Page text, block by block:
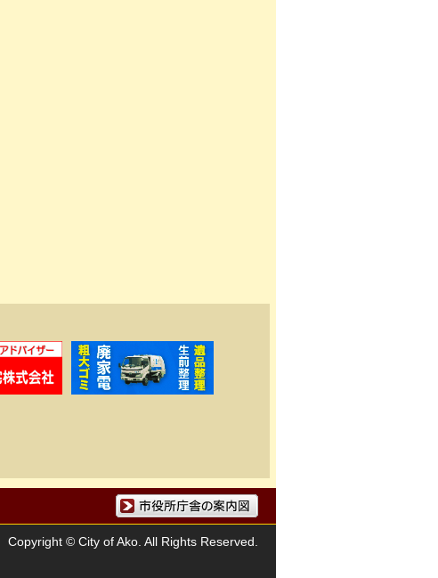
市役所庁舎の案内図
Copyright © City of Ako. All Rights Reserved.